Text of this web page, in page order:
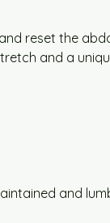
reset the
and a
and